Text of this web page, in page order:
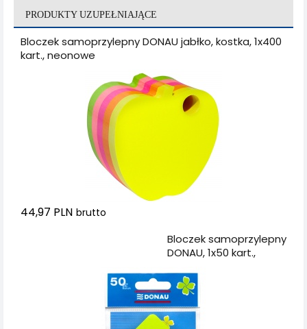
PRODUKTY UZUPEŁNIAJĄCE
Bloczek samoprzylepny DONAU jabłko, kostka, 1x400
kart., neonowe
44,97 PLN brutto
Bloczek samoprzylepny
DONAU, 1x50 kart.,
zielony